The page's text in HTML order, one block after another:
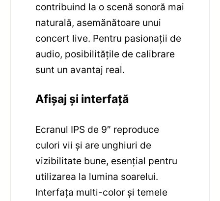
contribuind la o scenă sonoră mai
naturală, asemănătoare unui
concert live. Pentru pasionații de
audio, posibilitățile de calibrare
sunt un avantaj real.
Afișaj și interfață
Ecranul IPS de 9″ reproduce
culori vii și are unghiuri de
vizibilitate bune, esențial pentru
utilizarea la lumina soarelui.
Interfața multi-color și temele